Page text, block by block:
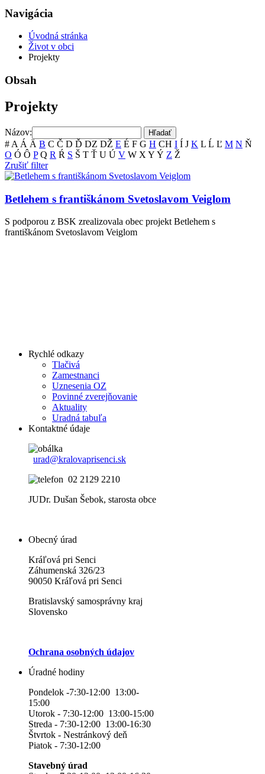
Navigácia
Úvodná stránka
Život v obci
Projekty
Obsah
Projekty
Názov:
# A Á Ä B C Č D Ď DZ DŽ E É F G H CH I Í J K L Ĺ Ľ M N Ň
O Ó Ô P Q R Ŕ S Š T Ť U Ú V W X Y Ý Z Ž
Zrušiť filter
Betlehem s františkánom Svetoslavom Veiglom
S podporou z BSK zrealizovala obec projekt Betlehem s
františkánom Svetoslavom Veiglom
Rychlé odkazy
Tlačivá
Zamestnanci
Uznesenia OZ
Povinné zverejňovanie
Aktuality
Uradná tabuľa
Kontaktné údaje
urad@kralovaprisenci.sk
02 2129 2210
JUDr. Dušan Šebok, starosta obce
Obecný úrad
Kráľová pri Senci
Záhumenská 326/23
90050 Kráľová pri Senci
Bratislavský samosprávny kraj
Slovensko
Ochrana osobných údajov
Úradné hodiny
Pondelok -7:30-12:00 13:00-
15:00
Utorok - 7:30-12:00 13:00-15:00
Streda - 7:30-12:00 13:00-16:30
Štvrtok - Nestránkový deň
Piatok - 7:30-12:00
Stavebný úrad